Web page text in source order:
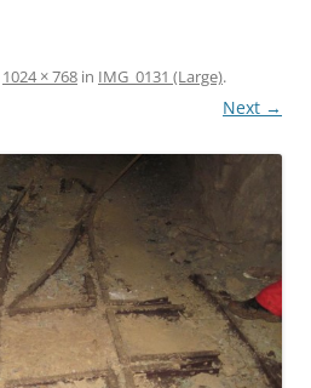
1024 × 768 in IMG_0131 (Large).
Next →